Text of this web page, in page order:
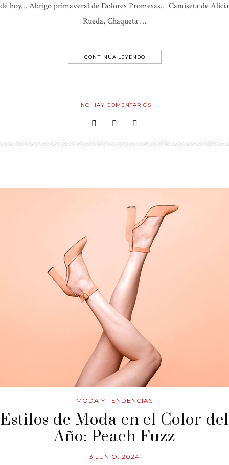
de hoy… Abrigo primaveral de Dolores Promesas… Camiseta de Alicia
Rueda, Chaqueta …
CONTINÚA LEYENDO
NO HAY COMENTARIOS
MODA Y TENDENCIAS
Estilos de Moda en el Color del
Año: Peach Fuzz
3 JUNIO, 2024